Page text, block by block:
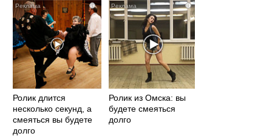
i
Ролик длится
несколько секунд, а
смеяться вы будете
долго
i
Ролик из Омска: вы
будете смеяться
долго